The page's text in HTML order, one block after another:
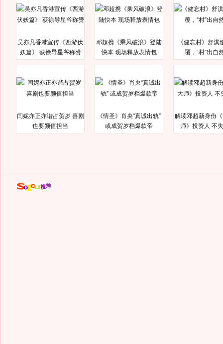
吴亦凡香港宣传《西游伏
妖篇》 获徐导星爷称赞
邓超携《乘风破浪》登陆
快本 现场释放表情包
《健忘村》舒淇
覆，“村”出自
闫妮亦正亦谐占贺岁 喜剧
也要颜值担当
《情圣》肖央“真诚出轨”
或成贺岁档爆款帝
解读邓超新身份
师》投资人 不